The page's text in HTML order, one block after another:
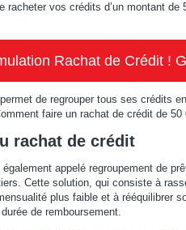
racheter vos crédits d’un montant
Rachat de Crédit !
de regrouper tous ses crédits
faire un rachat de crédit de
rachat de crédit
appelé regroupement de
Cette solution, qui consiste à
plus faible et à rééquilibrer
de remboursement.